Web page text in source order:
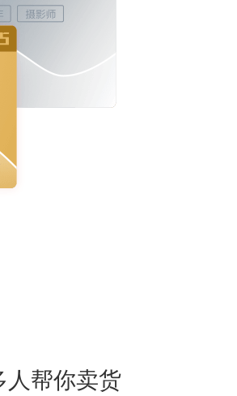
人帮你卖货